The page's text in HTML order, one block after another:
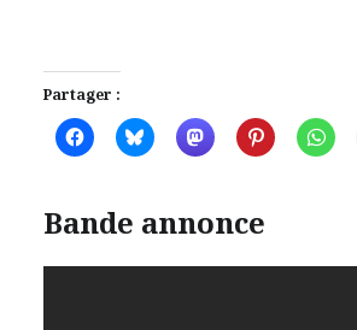
Partager :
Bande annonce